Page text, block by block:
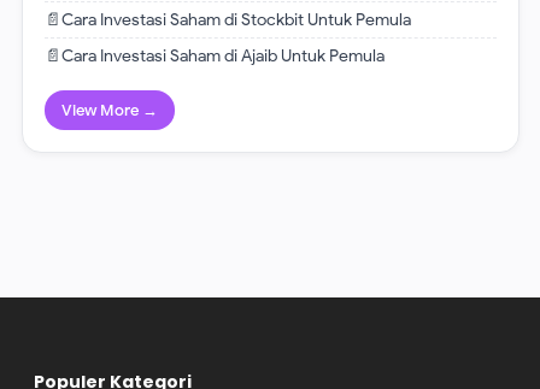
📄Cara Investasi Saham di Stockbit Untuk Pemula
📄Cara Investasi Saham di Ajaib Untuk Pemula
View More →
Populer Kategori